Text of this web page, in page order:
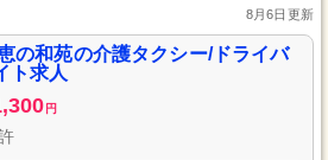
8月6日更新
の和苑の介護タクシー/ドライバ
ト求人
円